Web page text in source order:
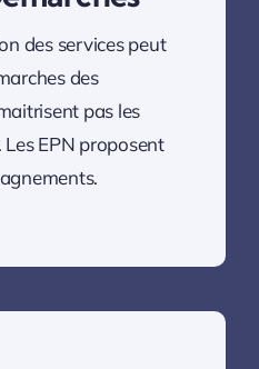
des services peut
des
pas les
EPN proposent